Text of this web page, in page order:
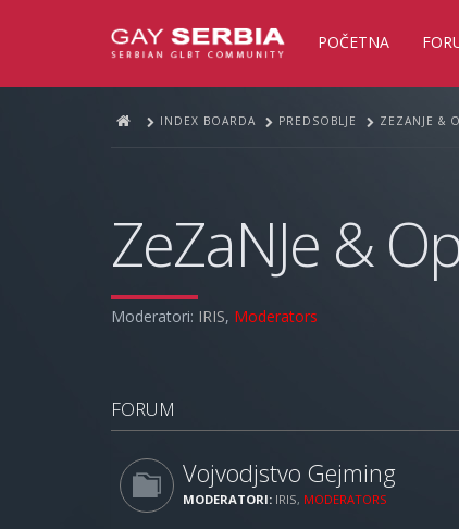
POČETNA
INDEX BOARDA PREDSOBLJE ZEZANJE &
ZeZaNJe &
Moderatori: IRIS, Moderators
FORUM
Vojvodjstvo Gejming
MODERATORI: IRIS, MODERATORS